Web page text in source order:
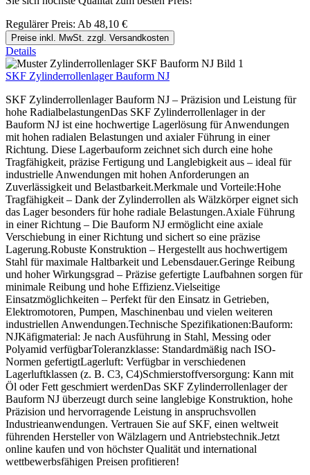
Regulärer Preis: Ab 48,10 €
Preise inkl. MwSt. zzgl. Versandkosten
Details
SKF Zylinderrollenlager Bauform NJ
SKF Zylinderrollenlager Bauform NJ – Präzision und Leistung für
hohe RadialbelastungenDas SKF Zylinderrollenlager in der
Bauform NJ ist eine hochwertige Lagerlösung für Anwendungen
mit hohen radialen Belastungen und axialer Führung in einer
Richtung. Diese Lagerbauform zeichnet sich durch eine hohe
Tragfähigkeit, präzise Fertigung und Langlebigkeit aus – ideal für
industrielle Anwendungen mit hohen Anforderungen an
Zuverlässigkeit und Belastbarkeit.Merkmale und Vorteile:Hohe
Tragfähigkeit – Dank der Zylinderrollen als Wälzkörper eignet sich
das Lager besonders für hohe radiale Belastungen.Axiale Führung
in einer Richtung – Die Bauform NJ ermöglicht eine axiale
Verschiebung in einer Richtung und sichert so eine präzise
Lagerung.Robuste Konstruktion – Hergestellt aus hochwertigem
Stahl für maximale Haltbarkeit und Lebensdauer.Geringe Reibung
und hoher Wirkungsgrad – Präzise gefertigte Laufbahnen sorgen für
minimale Reibung und hohe Effizienz.Vielseitige
Einsatzmöglichkeiten – Perfekt für den Einsatz in Getrieben,
Elektromotoren, Pumpen, Maschinenbau und vielen weiteren
industriellen Anwendungen.Technische Spezifikationen:Bauform:
NJKäfigmaterial: Je nach Ausführung in Stahl, Messing oder
Polyamid verfügbarToleranzklasse: Standardmäßig nach ISO-
Normen gefertigtLagerluft: Verfügbar in verschiedenen
Lagerluftklassen (z. B. C3, C4)Schmierstoffversorgung: Kann mit
Öl oder Fett geschmiert werdenDas SKF Zylinderrollenlager der
Bauform NJ überzeugt durch seine langlebige Konstruktion, hohe
Präzision und hervorragende Leistung in anspruchsvollen
Industrieanwendungen. Vertrauen Sie auf SKF, einen weltweit
führenden Hersteller von Wälzlagern und Antriebstechnik.Jetzt
online kaufen und von höchster Qualität und international
wettbewerbsfähigen Preisen profitieren!